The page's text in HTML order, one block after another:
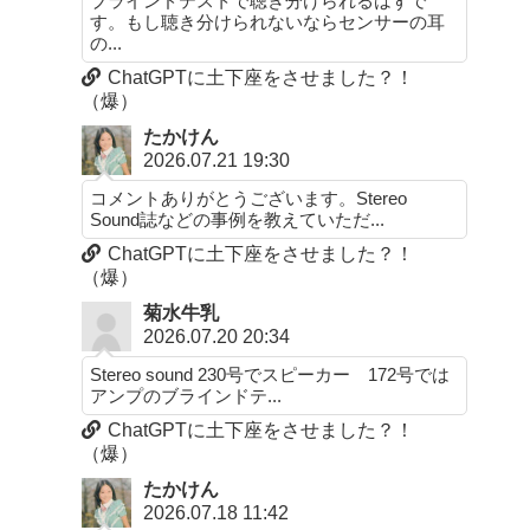
す。もし聴き分けられないならセンサーの耳
の...
ChatGPTに土下座をさせました？！
（爆）
たかけん
2026.07.21 19:30
コメントありがとうございます。Stereo
Sound誌などの事例を教えていただ...
ChatGPTに土下座をさせました？！
（爆）
菊水牛乳
2026.07.20 20:34
Stereo sound 230号でスピーカー 172号では
アンプのブラインドテ...
ChatGPTに土下座をさせました？！
（爆）
たかけん
2026.07.18 11:42